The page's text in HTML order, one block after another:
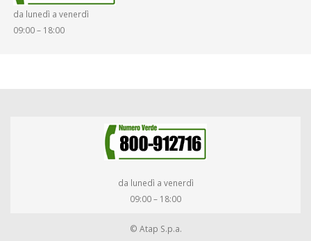
da lunedì a venerdì
09:00 – 18:00
da lunedì a venerdì
09:00 – 18:00
© Atap S.p.a.